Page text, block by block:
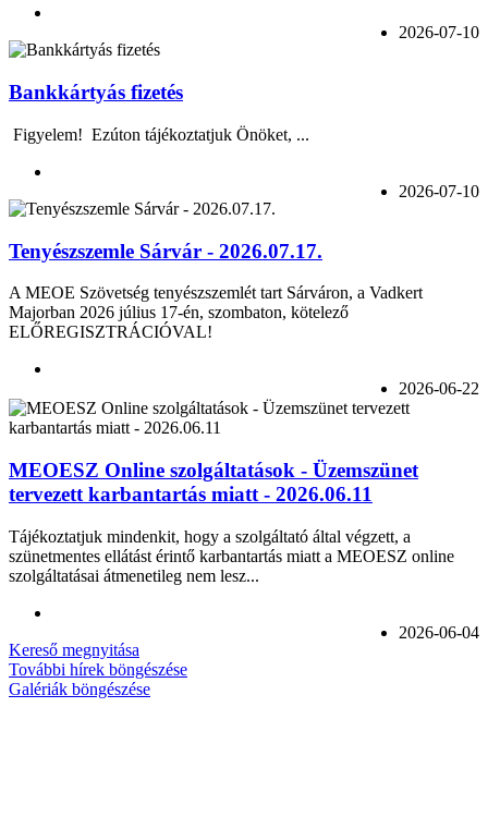
2026-07-10
Bankkártyás fizetés
Figyelem! Ezúton tájékoztatjuk Önöket, ...
2026-07-10
Tenyészszemle Sárvár - 2026.07.17.
A MEOE Szövetség tenyészszemlét tart Sárváron, a Vadkert
Majorban 2026 július 17-én, szombaton, kötelező
ELŐREGISZTRÁCIÓVAL!
2026-06-22
MEOESZ Online szolgáltatások - Üzemszünet
tervezett karbantartás miatt - 2026.06.11
Tájékoztatjuk mindenkit, hogy a szolgáltató által végzett, a
szünetmentes ellátást érintő karbantartás miatt a MEOESZ online
szolgáltatásai átmenetileg nem lesz...
2026-06-04
Kereső megnyitása
További hírek böngészése
Galériák böngészése